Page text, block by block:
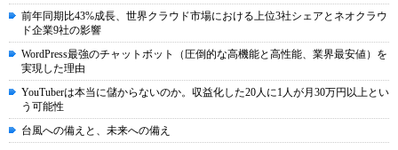
前年同期比43%成長、世界クラウド市場における上位3社シェアとネオクラウ
ド企業9社の影響
WordPress最強のチャットボット（圧倒的な高機能と高性能、業界最安値）を
実現した理由
YouTuberは本当に儲からないのか。収益化した20人に1人が月30万円以上とい
う可能性
台風への備えと、未来への備え